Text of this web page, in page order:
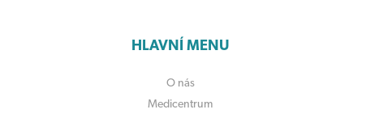
HLAVNÍ MENU
O nás
Medicentrum